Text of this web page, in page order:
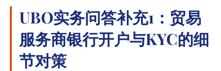
UBO实务问答补充1：贸易
服务商银行开户与KYC的细
节对策